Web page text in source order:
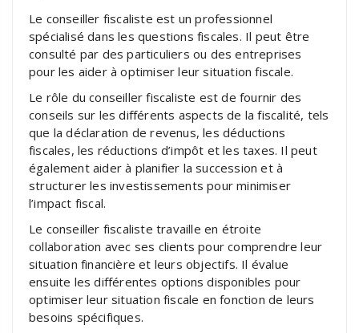
Le conseiller fiscaliste est un professionnel
spécialisé dans les questions fiscales. Il peut être
consulté par des particuliers ou des entreprises
pour les aider à optimiser leur situation fiscale.
Le rôle du conseiller fiscaliste est de fournir des
conseils sur les différents aspects de la fiscalité, tels
que la déclaration de revenus, les déductions
fiscales, les réductions d’impôt et les taxes. Il peut
également aider à planifier la succession et à
structurer les investissements pour minimiser
l’impact fiscal.
Le conseiller fiscaliste travaille en étroite
collaboration avec ses clients pour comprendre leur
situation financière et leurs objectifs. Il évalue
ensuite les différentes options disponibles pour
optimiser leur situation fiscale en fonction de leurs
besoins spécifiques.